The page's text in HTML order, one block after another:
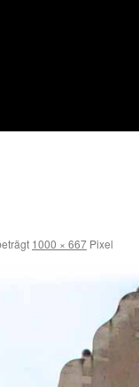
1000 × 667 Pixel